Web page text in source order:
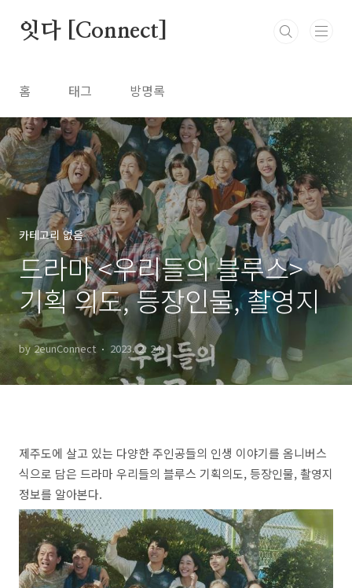
잇다 [Connect]
홈 태그 방명록
카테고리 없음
드라마 <우리들의 블루스>
기획 의도, 등장인물, 촬영지
by 2eunConnect 2023. 2. 24.
제주도에 살고 있는 다양한 주인공들의 인생 이야기를 옴니버스
식으로 담은 드라마 우리들의 블루스 기획의도, 등장인물, 촬영지
정보를 알아본다.